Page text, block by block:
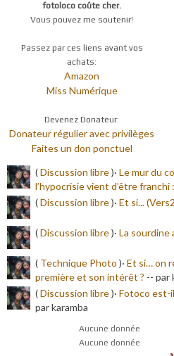
fotoloco coûte cher.
Vous pouvez me soutenir!
Passez par ces liens avant vos
achats:
Amazon
Miss Numérique
Devenez Donateur:
Donateur régulier avec privilèges
Faites un don ponctuel
(Discussion libre)· Le mur du
l’hypocrisie vient d’être franchi :
(Discussion libre)· Et si...
(Discussion libre)· La sourdine
( Technique Photo )· Et si… on
première et son intérêt ? -- par
(Discussion libre)· Fotoco est-
par karamba
Aucune donnée
Aucune donnée